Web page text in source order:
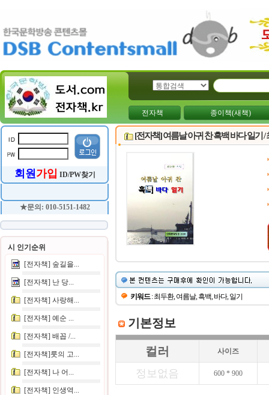
전자책 종이책(새책)
회원가입 ID/PW찾기
★문의: 010-5151-1482
시 인기순위
[전자책] 숲길을...
[전자책] 난 당...
[전자책] 사랑해...
[전자책] 예순 ...
[전자책] 배꼽 /...
[전자책]룻의 고...
[전자책] 나 어...
[전자책] 인생역...
[전자책] 여름날 아귀 찬 흑백 바다 일기 /
키워드: 최두환, 여름날, 흑백, 바다, 일기
기본정보
컬러 사이즈
정보없음 600 * 900